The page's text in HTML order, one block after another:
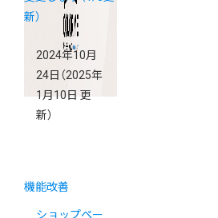
2024年10月
24日 （2025年
1月10日 更
新）
機能改善
ショップペー